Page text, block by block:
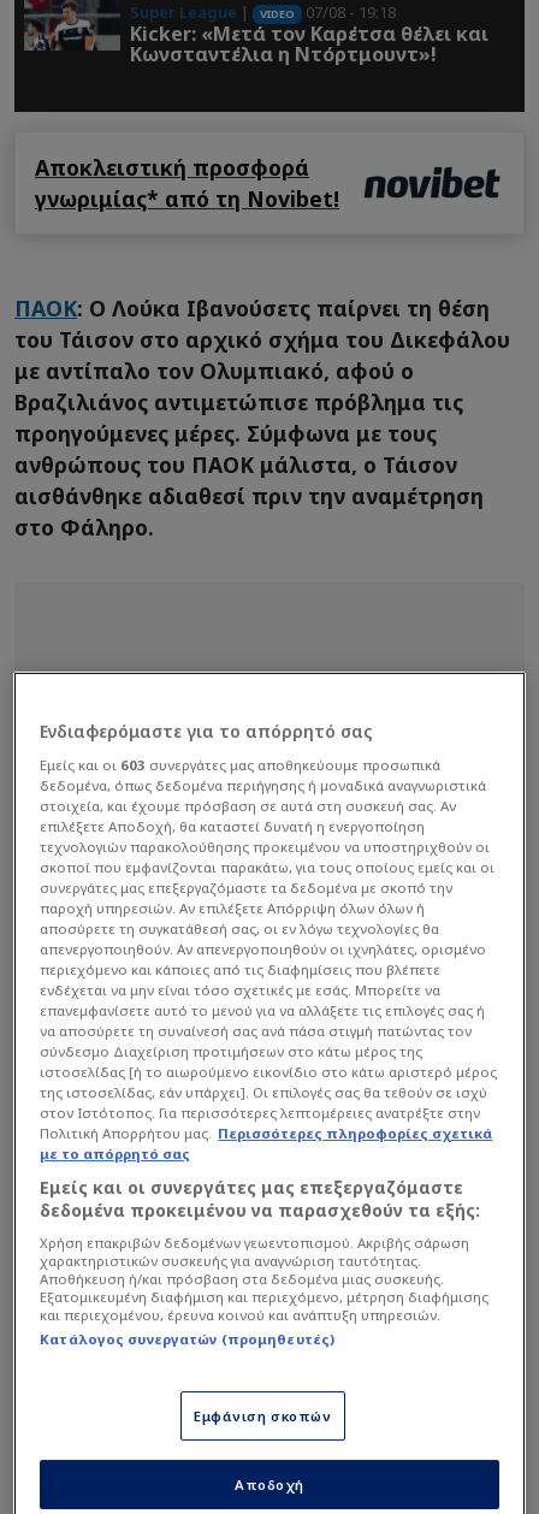
Super League | VIDEO 07/08 - 19:18
Kicker: «Μετά τον Καρέτσα θέλει και
Κωνσταντέλια η Ντόρτμουντ»!
Αποκλειστική προσφορά
γνωριμίας* από τη Novibet!
ΠΑΟΚ: Ο Λούκα Ιβανούσετς παίρνει τη θέση
του Τάισον στο αρχικό σχήμα του Δικεφάλου
με αντίπαλο τον Ολυμπιακό, αφού ο
Βραζιλιάνος αντιμετώπισε πρόβλημα τις
προηγούμενες μέρες. Σύμφωνα με τους
ανθρώπους του ΠΑΟΚ μάλιστα, ο Τάισον
αισθάνθηκε αδιαθεσί πριν την αναμέτρηση
στο Φάληρο.
Στο 4-2-3-1 του Ραζβάν Λουτσέσκου
θα είναι κάτω από τα δοκάρια, με τους Κεντζιόρα
και Μιχαηλίδη στο κέντρο της άμυνας, τον Κένι
άξονα θα παίξουν ως δίδυμο οι Μεϊτέ και
Ενδιαφερόμαστε για το απόρρητό σας
Εμείς και οι 603 συνεργάτες μας αποθηκεύουμε προσωπικά
δεδομένα, όπως δεδομένα περιήγησης ή μοναδικά αναγνωριστικά
στοιχεία, και έχουμε πρόσβαση σε αυτά στη συσκευή σας. Αν
επιλέξετε Αποδοχή, θα καταστεί δυνατή η ενεργοποίηση
τεχνολογιών παρακολούθησης προκειμένου να υποστηριχθούν οι
σκοποί που εμφανίζονται παρακάτω, για τους οποίους εμείς και οι
συνεργάτες μας επεξεργαζόμαστε τα δεδομένα με σκοπό την
παροχή υπηρεσιών. Αν επιλέξετε Απόρριψη όλων όλων ή
αποσύρετε τη συγκατάθεσή σας, οι εν λόγω τεχνολογίες θα
απενεργοποιηθούν. Αν απενεργοποιηθούν οι ιχνηλάτες, ορισμένο
περιεχόμενο και κάποιες από τις διαφημίσεις που βλέπετε
ενδέχεται να μην είναι τόσο σχετικές με εσάς. Μπορείτε να
επανεμφανίσετε αυτό το μενού για να αλλάξετε τις επιλογές σας ή
να αποσύρετε τη συναίνεσή σας ανά πάσα στιγμή πατώντας τον
σύνδεσμο Διαχείριση προτιμήσεων στο κάτω μέρος της
ιστοσελίδας [ή το αιωρούμενο εικονίδιο στο κάτω αριστερό μέρος
της ιστοσελίδας, εάν υπάρχει]. Οι επιλογές σας θα τεθούν σε ισχύ
στον Ιστότοπος. Για περισσότερες λεπτομέρειες ανατρέξτε στην
Πολιτική Απορρήτου μας. Περισσότερες πληροφορίες σχετικά
με το απόρρητό σας
Εμείς και οι συνεργάτες μας επεξεργαζόμαστε
δεδομένα προκειμένου να παρασχεθούν τα εξής:
Χρήση επακριβών δεδομένων γεωεντοπισμού. Ακριβής σάρωση
χαρακτηριστικών συσκευής για αναγνώριση ταυτότητας.
Αποθήκευση ή/και πρόσβαση στα δεδομένα μιας συσκευής.
Εξατομικευμένη διαφήμιση και περιεχόμενο, μέτρηση διαφήμισης
και περιεχομένου, έρευνα κοινού και ανάπτυξη υπηρεσιών.
Κατάλογος συνεργατών (προμηθευτές)
Εμφάνιση σκοπών
Αποδοχή